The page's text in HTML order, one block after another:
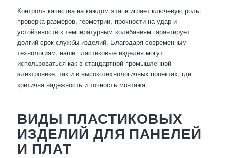
Контроль качества на каждом этапе играет ключевую роль:
проверка размеров, геометрии, прочности на удар и
устойчивости к температурным колебаниям гарантирует
долгий срок службы изделий. Благодаря современным
технологиям, наши пластиковые изделия могут
использоваться как в стандартной промышленной
электронике, так и в высокотехнологичных проектах, где
критична надежность и точность монтажа.
ВИДЫ ПЛАСТИКОВЫХ
ИЗДЕЛИЙ ДЛЯ ПАНЕЛЕЙ
И ПЛАТ